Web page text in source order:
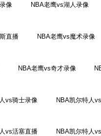
像 NBA老鹰vs湖人录像
直播 NBA老鹰vs魔术录像
NBA老鹰vs奇才录像
vs骑士录像 NBA凯尔特人
vs活塞直播 NBA凯尔特人